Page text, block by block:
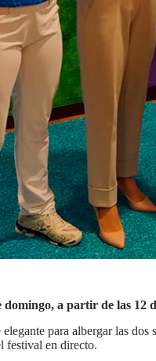
a partir de las
para albergar las dos
festival en directo.